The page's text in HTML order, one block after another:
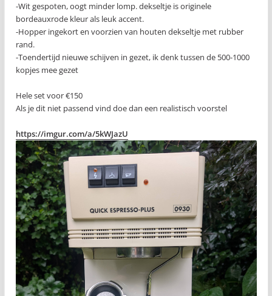
-Wit gespoten, oogt minder lomp. dekseltje is originele
bordeauxrode kleur als leuk accent.
-Hopper ingekort en voorzien van houten dekseltje met rubber
rand.
-Toendertijd nieuwe schijven in gezet, ik denk tussen de 500-1000
kopjes mee gezet
Hele set voor €150
Als je dit niet passend vind doe dan een realistisch voorstel
https://imgur.com/a/5kWJazU